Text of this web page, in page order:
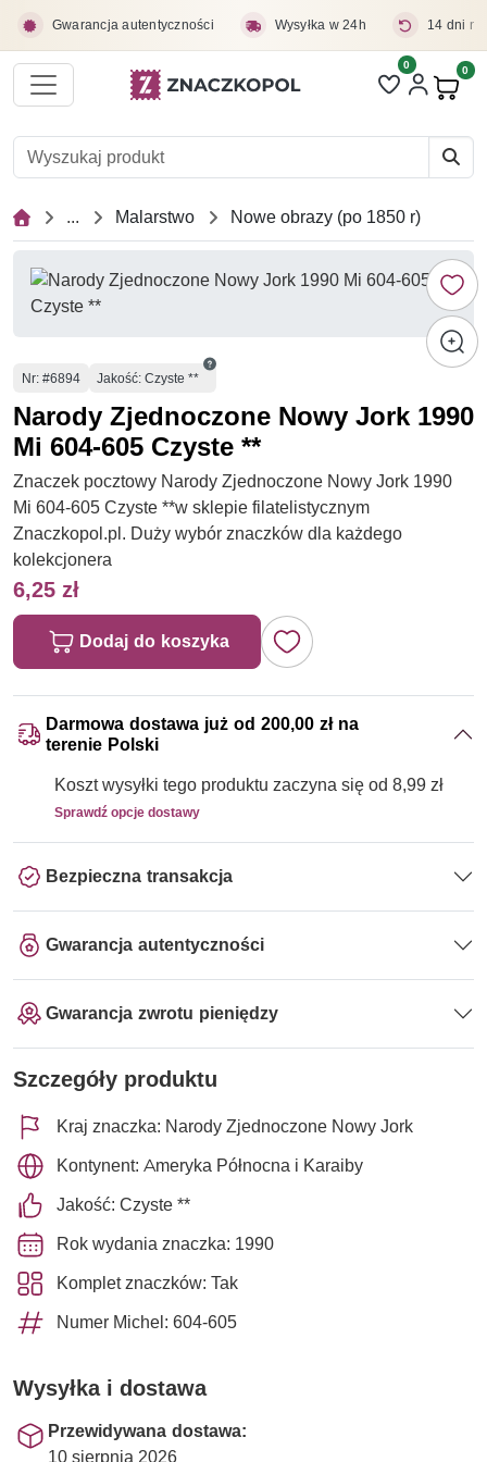
Gwarancja autentyczności Wysyłka w 24h 14 dni
Liczba pozycji
0 0
... Malarstwo Nowe obrazy (po 1850 r)
Numer
Nr: #6894 Jakość: Czyste **
Narody Zjednoczone Nowy Jork 1990
Mi 604-605 Czyste **
Znaczek pocztowy Narody Zjednoczone Nowy Jork 1990
Mi 604-605 Czyste **w sklepie filatelistycznym
Znaczkopol.pl. Duży wybór znaczków dla każdego
kolekcjonera
6,25 zł
Dodaj do koszyka
Darmowa dostawa już od 200,00 zł na
terenie Polski
Koszt wysyłki tego produktu zaczyna się od 8,99 zł
Sprawdź opcje dostawy
Bezpieczna transakcja
Gwarancja autentyczności
Gwarancja zwrotu pieniędzy
Szczegóły produktu
Kraj znaczka: Narody Zjednoczone Nowy Jork
Kontynent: Ameryka Północna i Karaiby
Jakość: Czyste **
Rok wydania znaczka: 1990
Komplet znaczków: Tak
Numer Michel: 604-605
Wysyłka i dostawa
Przewidywana dostawa:
10 sierpnia 2026